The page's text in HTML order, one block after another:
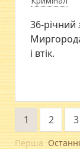
36-
і втік.
Перша
1 2 3